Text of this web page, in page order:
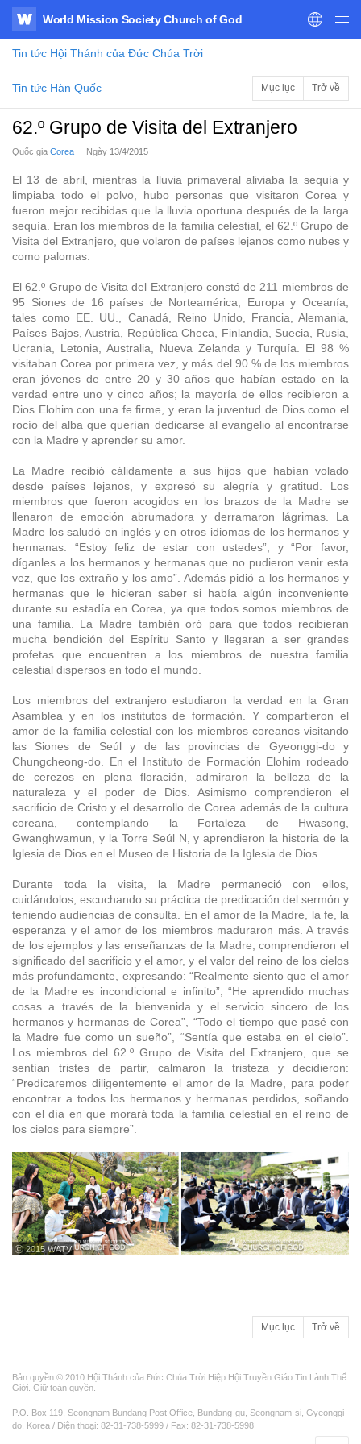
WATV
World Mission Society Church of God
Tin tức Hội Thánh của Đức Chúa Trời
Tin tức Hàn Quốc Mục lục Trở về
62.º Grupo de Visita del Extranjero
Quốc gia Corea Ngày 13/4/2015
El 13 de abril, mientras la lluvia primaveral aliviaba la sequía y
limpiaba todo el polvo, hubo personas que visitaron Corea y
fueron mejor recibidas que la lluvia oportuna después de la larga
sequía. Eran los miembros de la familia celestial, el 62.º Grupo de
Visita del Extranjero, que volaron de países lejanos como nubes y
como palomas.
El 62.º Grupo de Visita del Extranjero constó de 211 miembros de
95 Siones de 16 países de Norteamérica, Europa y Oceanía,
tales como EE. UU., Canadá, Reino Unido, Francia, Alemania,
Países Bajos, Austria, República Checa, Finlandia, Suecia, Rusia,
Ucrania, Letonia, Australia, Nueva Zelanda y Turquía. El 98 %
visitaban Corea por primera vez, y más del 90 % de los miembros
eran jóvenes de entre 20 y 30 años que habían estado en la
verdad entre uno y cinco años; la mayoría de ellos recibieron a
Dios Elohim con una fe firme, y eran la juventud de Dios como el
rocío del alba que querían dedicarse al evangelio al encontrarse
con la Madre y aprender su amor.
La Madre recibió cálidamente a sus hijos que habían volado
desde países lejanos, y expresó su alegría y gratitud. Los
miembros que fueron acogidos en los brazos de la Madre se
llenaron de emoción abrumadora y derramaron lágrimas. La
Madre los saludó en inglés y en otros idiomas de los hermanos y
hermanas: “Estoy feliz de estar con ustedes”, y “Por favor,
díganles a los hermanos y hermanas que no pudieron venir esta
vez, que los extraño y los amo”. Además pidió a los hermanos y
hermanas que le hicieran saber si había algún inconveniente
durante su estadía en Corea, ya que todos somos miembros de
una familia. La Madre también oró para que todos recibieran
mucha bendición del Espíritu Santo y llegaran a ser grandes
profetas que encuentren a los miembros de nuestra familia
celestial dispersos en todo el mundo.
Los miembros del extranjero estudiaron la verdad en la Gran
Asamblea y en los institutos de formación. Y compartieron el
amor de la familia celestial con los miembros coreanos visitando
las Siones de Seúl y de las provincias de Gyeonggi-do y
Chungcheong-do. En el Instituto de Formación Elohim rodeado
de cerezos en plena floración, admiraron la belleza de la
naturaleza y el poder de Dios. Asimismo comprendieron el
sacrificio de Cristo y el desarrollo de Corea además de la cultura
coreana, contemplando la Fortaleza de Hwasong,
Gwanghwamun, y la Torre Seúl N, y aprendieron la historia de la
Iglesia de Dios en el Museo de Historia de la Iglesia de Dios.
Durante toda la visita, la Madre permaneció con ellos,
cuidándolos, escuchando su práctica de predicación del sermón y
teniendo audiencias de consulta. En el amor de la Madre, la fe, la
esperanza y el amor de los miembros maduraron más. A través
de los ejemplos y las enseñanzas de la Madre, comprendieron el
significado del sacrificio y el amor, y el valor del reino de los cielos
más profundamente, expresando: “Realmente siento que el amor
de la Madre es incondicional e infinito”, “He aprendido muchas
cosas a través de la bienvenida y el servicio sincero de los
hermanos y hermanas de Corea”, “Todo el tiempo que pasé con
la Madre fue como un sueño”, “Sentía que estaba en el cielo”.
Los miembros del 62.º Grupo de Visita del Extranjero, que se
sentían tristes de partir, calmaron la tristeza y decidieron:
“Predicaremos diligentemente el amor de la Madre, para poder
encontrar a todos los hermanos y hermanas perdidos, soñando
con el día en que morará toda la familia celestial en el reino de
los cielos para siempre”.
ⓒ 2015 WATV
Mục lục Trở về
Bản quyền © 2010 Hội Thánh của Đức Chúa Trời Hiệp Hội Truyền Giáo Tin Lành Thế
Giới. Giữ toàn quyền.
P.O. Box 119, Seongnam Bundang Post Office, Bundang-gu, Seongnam-si, Gyeonggi-
do, Korea / Điện thoại: 82-31-738-5999 / Fax: 82-31-738-5998